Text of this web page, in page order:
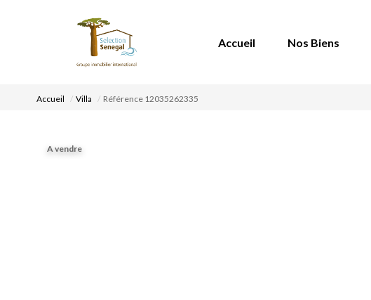
Accueil Nos Biens
Accueil Villa Référence 12035262335
A vendre